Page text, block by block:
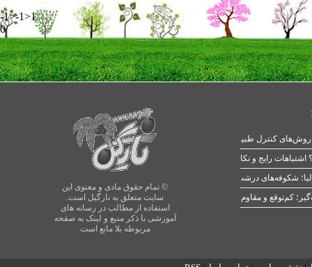
-1>-1>1
0
© تمام حقوق مادی و معنوی این
سایت متعلق به نارگیل است.
استفاده از مطالب در رسانه های
آموزشی با ذکر منبع و لینک به صفحه
مربوطه بلا مانع است
رایج و نکات طلایی
شکوفه‌های درشت در بهار